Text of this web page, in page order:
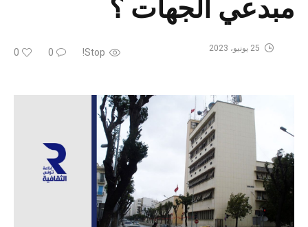
مبدعي الجهات ؟
Stop!
0
0 25 يونيو، 2023